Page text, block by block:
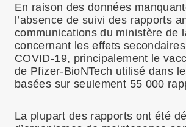
En raison des données
l’absence de suivi des rapports
communications du ministère de
concernant les effets
COVID-19, principalement le
de Pfizer-BioNTech utilisé dans
basées sur seulement 55 000
La plupart des rapports ont été